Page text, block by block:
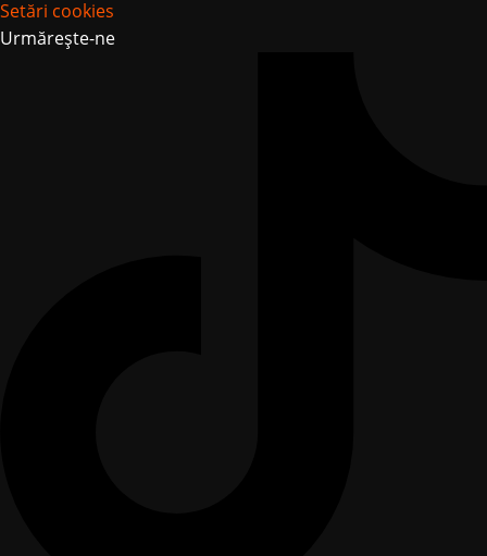
Setări cookies
Urmărește-ne